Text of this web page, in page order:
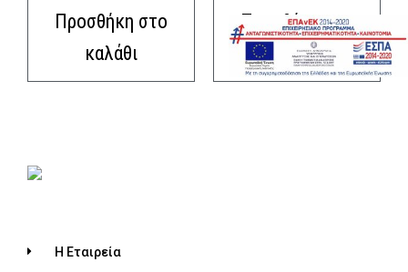
Προσθήκη στο
καλάθι
Προσθήκη στο
καλάθι
Η Εταιρεία